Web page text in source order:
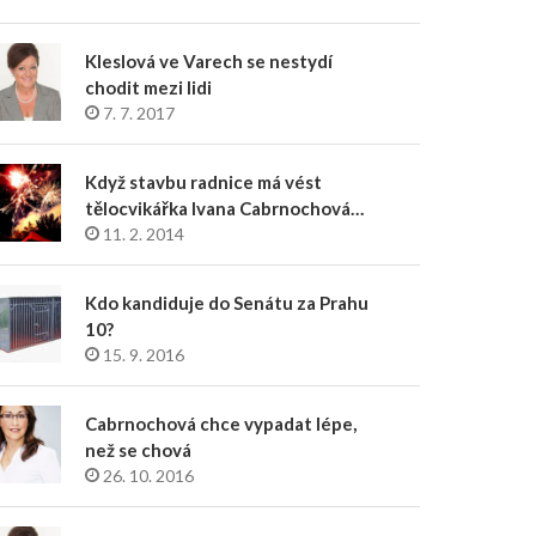
Kleslová ve Varech se nestydí
chodit mezi lidi
7. 7. 2017
Když stavbu radnice má vést
tělocvikářka Ivana Cabrnochová…
11. 2. 2014
Kdo kandiduje do Senátu za Prahu
10?
15. 9. 2016
Cabrnochová chce vypadat lépe,
než se chová
26. 10. 2016